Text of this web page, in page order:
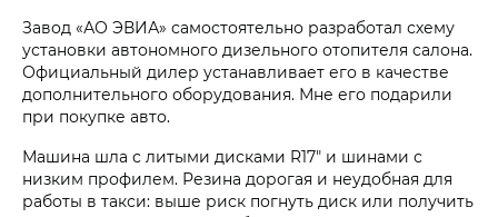
Завод «АО ЭВИА» самостоятельно разработал схему
установки автономного дизельного отопителя салона.
Официальный дилер устанавливает его в качестве
дополнительного оборудования. Мне его подарили
при покупке авто.
Машина шла с литыми дисками R17″ и шинами с
низким профилем. Резина дорогая и неудобная для
работы в такси: выше риск погнуть диск или получить